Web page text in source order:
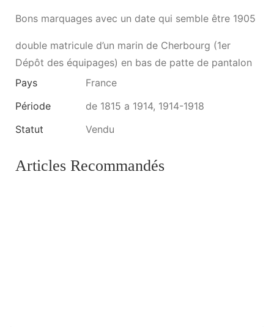
Bons marquages avec un date qui semble être 1905
double matricule d’un marin de Cherbourg (1er
Dépôt des équipages) en bas de patte de pantalon
Pays
France
Période
de 1815 a 1914, 1914-1918
Statut
Vendu
Articles Recommandés